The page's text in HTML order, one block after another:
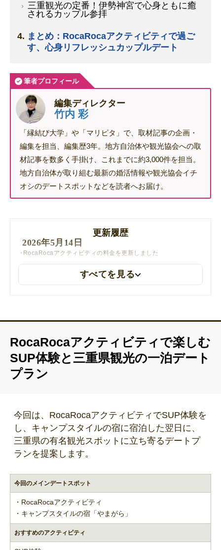
三重観光の定番！伊勢神宮で心身ともに癒
されるカップル参拝
まとめ：RocaRocaアクティビティで過ご
す、心身リフレッシュカップルデート
筆者プロフィール
編集ディレクター
竹内 彩
「縁結び大学」や「マリピタ」で、取材記事の企画・
編集を担当、編集歴3年。地方自治体や観光協会への取
材記事を数多く手掛け、これまでに約3,000件を担当。
地方自治体が取り組む最新の婚活情報や観光協会イチ
オシのデートスポットなどを読者へお届け。
更新履歴
2026年5月14日
RocaRocaアクティビティの料金を更新しました
すべてを見る
RocaRocaアクティビティで楽しむ
SUP体験と三重県観光の一泊デート
プラン
今回は、RocaRocaアクティビティでSUP体験を
し、キャンプスタイルの宿に宿泊した翌日に、
三重県の有名観光スポットに立ち寄るデートプ
ランを提案します。
今回のメインデートスポット
・RocaRocaアクティビティ
・キャンプスタイルの宿「やまがら」
おすすめのアクティビティ